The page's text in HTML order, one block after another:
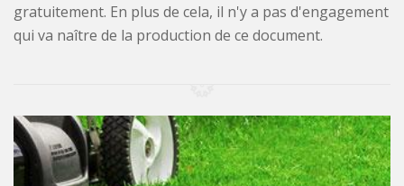
gratuitement. En plus de cela, il n'y a pas d'engagement
qui va naître de la production de ce document.